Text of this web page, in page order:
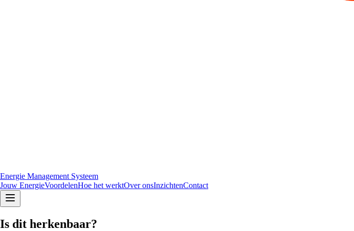
Energie Management Systeem
Jouw EnergieVoordelenHoe het werktOver onsInzichtenContact
Is dit herkenbaar?